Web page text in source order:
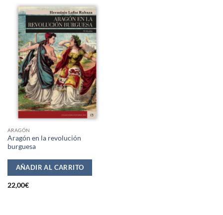
ARAGÓN
Aragón en la revolución
burguesa
AÑADIR AL CARRITO
22,00€